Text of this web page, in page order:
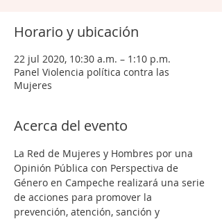
Horario y ubicación
22 jul 2020, 10:30 a.m. – 1:10 p.m.
Panel Violencia política contra las
Mujeres
Acerca del evento
La Red de Mujeres y Hombres por una
Opinión Pública con Perspectiva de
Género en Campeche realizará una serie
de acciones para promover la
prevención, atención, sanción y